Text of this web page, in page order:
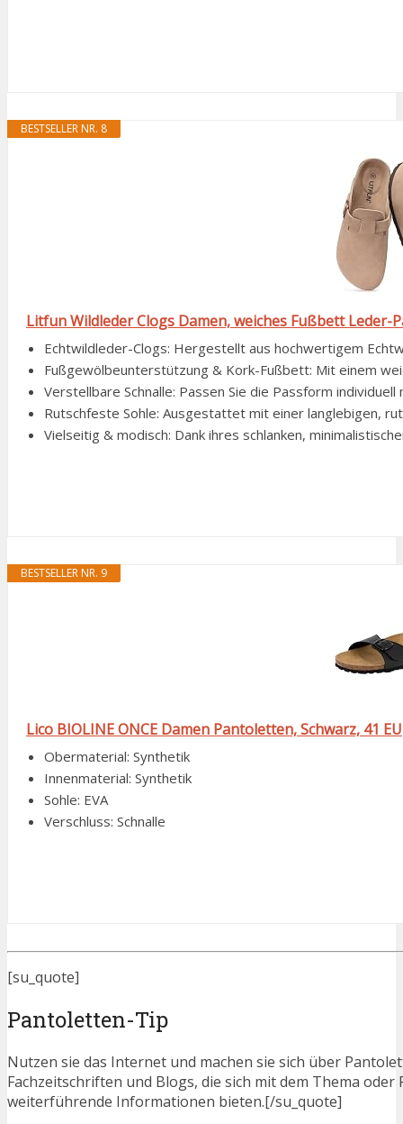
BESTSELLER NR. 8
Litfun Wildleder Clogs Damen, weiches Fußbett
Echtwildleder-Clogs: Hergestellt aus hochwertigem
Fußgewölbeunterstützung & Kork-Fußbett: Mit einem
Verstellbare Schnalle: Passen Sie die Passform
Rutschfeste Sohle: Ausgestattet mit einer langlebigen,
Vielseitig & modisch: Dank ihres schlanken,
BESTSELLER NR. 9
Lico BIOLINE ONCE Damen Pantoletten, Schwarz, 41 EU
Obermaterial: Synthetik
Innenmaterial: Synthetik
Sohle: EVA
Verschluss: Schnalle
[su_quote]
Pantoletten-Tip
Nutzen sie das Internet und machen sie sich über
Fachzeitschriften und Blogs, die sich mit dem Thema
weiterführende Informationen bieten.[/su_quote]